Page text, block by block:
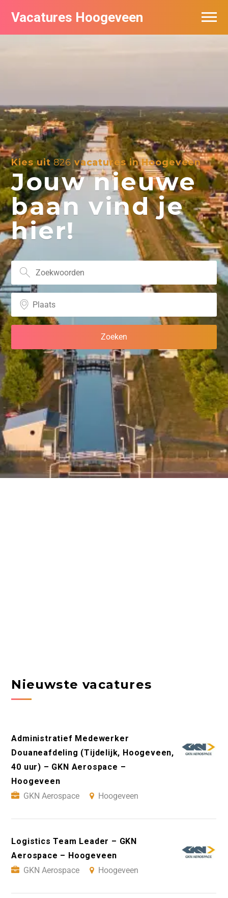
Vacatures Hoogeveen
Kies uit826 vacatures in Hoogeveen
Jouw nieuwe
baan vind je
hier!
Nieuwste vacatures
Administratief Medewerker
Douaneafdeling (Tijdelijk, Hoogeveen,
40 uur) – GKN Aerospace –
Hoogeveen
GKN Aerospace
Hoogeveen
Logistics Team Leader – GKN
Aerospace – Hoogeveen
GKN Aerospace
Hoogeveen
Vacatures per bedrijf